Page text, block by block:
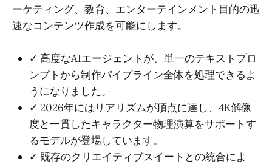
ーケティング、教育、エンターテインメント目的の迅
速なコンテンツ作成を可能にします。
✓ 高度なAIエージェントが、単一のテキストプロ
ンプトから制作パイプライン全体を処理できるよ
うになりました。
✓ 2026年にはリアリズムが頂点に達し、4K解像
度と一貫したキャラクター物理演算をサポートす
るモデルが登場しています。
✓ 既存のクリエイティブスイートとの統合によ